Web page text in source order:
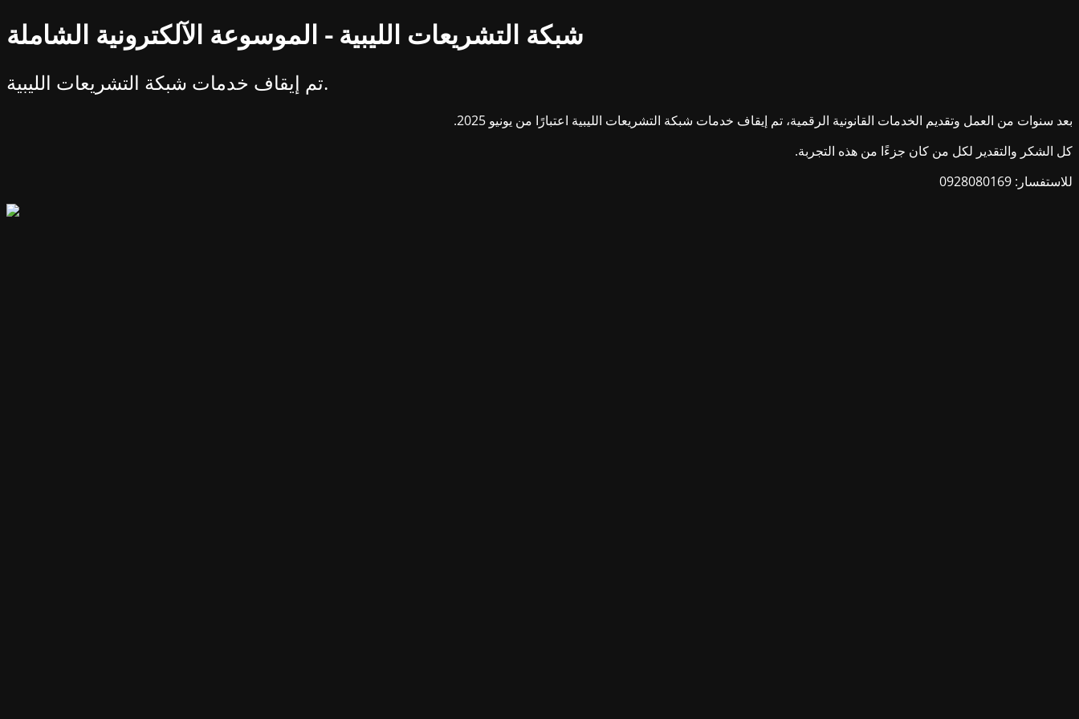
شبكة التشريعات الليبية - الموسوعة الآلكترونية الشاملة
تم إيقاف خدمات شبكة التشريعات الليبية.
بعد سنوات من العمل وتقديم الخدمات القانونية الرقمية، تم إيقاف خدمات شبكة التشريعات الليبية اعتبارًا من يونيو 2025.
كل الشكر والتقدير لكل من كان جزءًا من هذه التجربة.
للاستفسار: 0928080169